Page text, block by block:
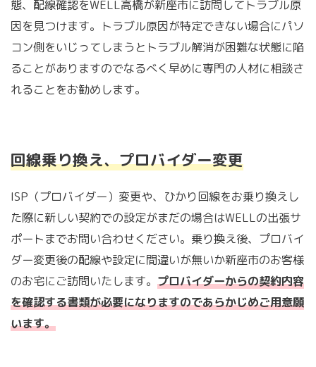
態、配線確認をWELL高橋が新座市に訪問してトラブル原
因を見つけます。トラブル原因が特定できない場合にパソ
コン側をいじってしまうとトラブル解消が困難な状態に陥
ることがありますのでなるべく早めに専門の人材に相談さ
れることをお勧めします。
回線乗り換え、プロバイダー変更
ISP（プロバイダー）変更や、ひかり回線をお乗り換えし
た際に新しい契約での設定がまだの場合はWELLの出張サ
ポートまでお問い合わせください。乗り換え後、プロバイ
ダー変更後の配線や設定に間違いが無いか新座市のお客様
のお宅にご訪問いたします。 プロバイダーからの契約内容
を確認する書類が必要になりますのであらかじめご用意願
います。